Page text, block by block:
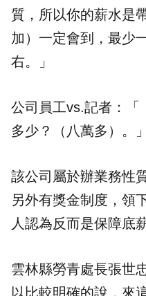
質，所以你的薪水是
加）一定會到，最少
右。」
公司員工vs.記者：「
多少？（八萬多）。」
該公司屬於辦業務性
另外有獎金制度，領
人認為反而是保障底
雲林縣勞青處長張世
以比較明確的說，來